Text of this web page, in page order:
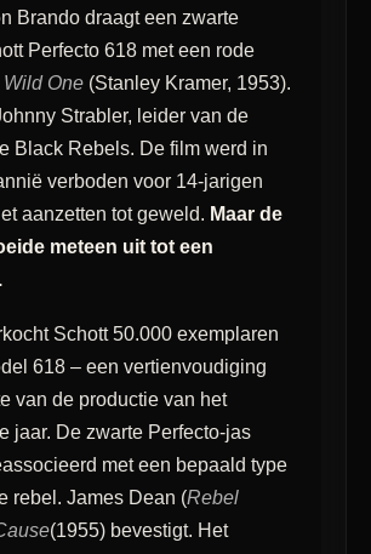
Brando draagt ​​een zwarte
Perfecto 618 met een rode
Wild One (Stanley Kramer, 1953).
Strabler, leider van de
Black Rebels. De film werd in
verboden voor 14-jarigen
aanzetten tot geweld. Maar de
meteen uit tot een
Schott 50.000 exemplaren
618 – een vertienvoudiging
van de productie van het
jaar. De zwarte Perfecto-jas
met een bepaald type
rebel. James Dean (Rebel
(1955) bevestigt. Het